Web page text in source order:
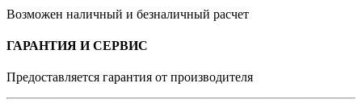
Возможен наличный и безналичный расчет
ГАРАНТИЯ И СЕРВИС
Предоставляется гарантия от производителя